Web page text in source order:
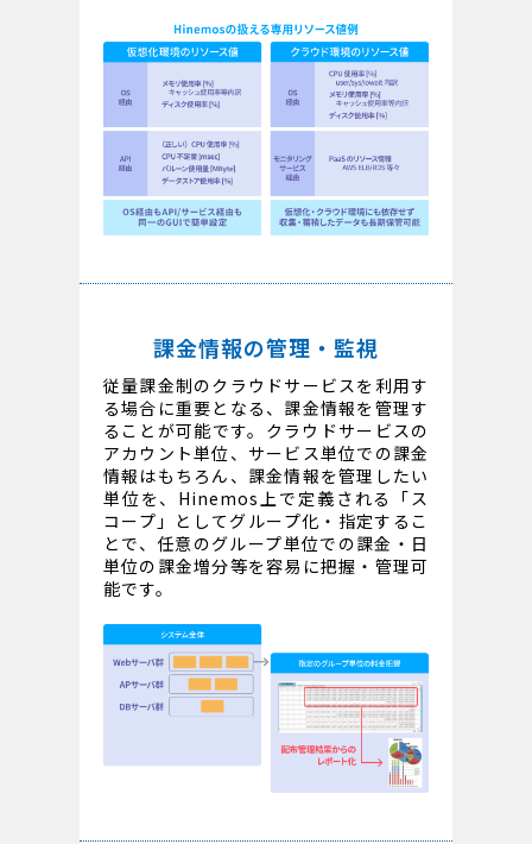
課金情報の管理・監視
従量課金制のクラウドサービスを利用す
る場合に重要となる、課金情報を管理す
ることが可能です。クラウドサービスの
アカウント単位、サービス単位での課金
情報はもちろん、課金情報を管理したい
単位を、Hinemos上で定義される「ス
コープ」としてグループ化・指定するこ
とで、任意のグループ単位での課金・日
単位の課金増分等を容易に把握・管理可
能です。